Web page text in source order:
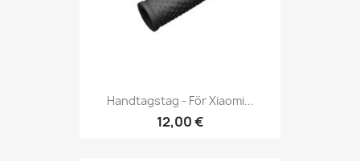
Handtagstag - För Xiaomi...
12,00 €